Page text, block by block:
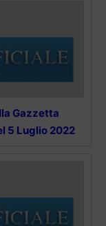
Gazzetta
5 Luglio 2022